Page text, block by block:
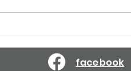
facebook